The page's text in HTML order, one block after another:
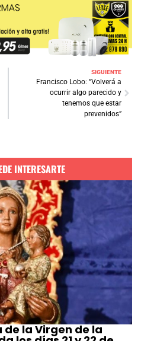
SIGUIENTE
Francisco Lobo: “Volverá a
ocurrir algo parecido y
tenemos que estar
prevenidos”
INTERESARTE
de la Virgen de la